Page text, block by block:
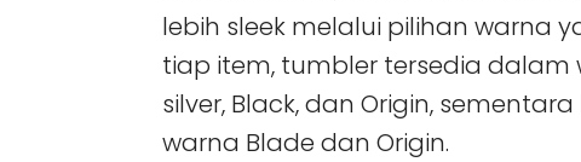
lebih sleek melalui pilihan warna
tiap item, tumbler tersedia dalam
silver, Black, dan Origin,
warna Blade dan Origin.